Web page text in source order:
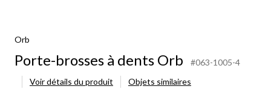
Orb
Porte-brosses à dents Orb
#063-1005-4
Voir détails du produit
Objets similaires